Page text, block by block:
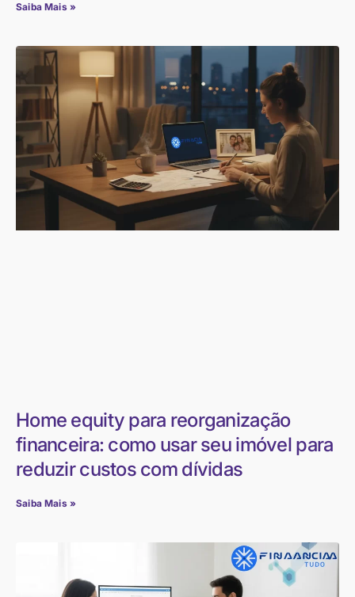
Saiba Mais »
Home equity para reorganização
financeira: como usar seu imóvel para
reduzir custos com dívidas
Saiba Mais »